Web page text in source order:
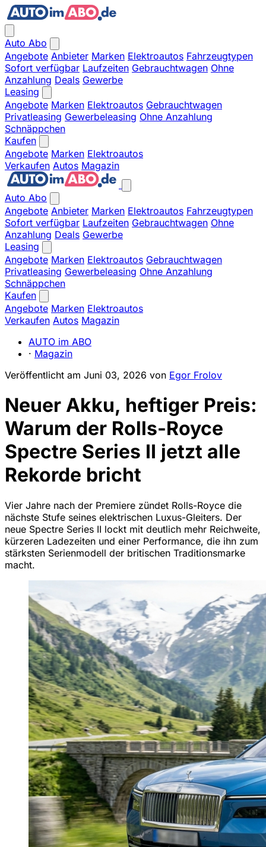
Auto Abo
Angebote Anbieter Marken Elektroautos Fahrzeugtypen
Sofort verfügbar Laufzeiten Gebrauchtwagen Ohne
Anzahlung Deals Gewerbe
Leasing
Angebote Marken Elektroautos Gebrauchtwagen
Privatleasing Gewerbeleasing Ohne Anzahlung
Schnäppchen
Kaufen
Angebote Marken Elektroautos
Verkaufen Autos Magazin
Auto Abo
Angebote Anbieter Marken Elektroautos Fahrzeugtypen
Sofort verfügbar Laufzeiten Gebrauchtwagen Ohne
Anzahlung Deals Gewerbe
Leasing
Angebote Marken Elektroautos Gebrauchtwagen
Privatleasing Gewerbeleasing Ohne Anzahlung
Schnäppchen
Kaufen
Angebote Marken Elektroautos
Verkaufen Autos Magazin
AUTO im ABO
· Magazin
Veröffentlicht am Juni 03, 2026 von Egor Frolov
Neuer Akku, heftiger Preis:
Warum der Rolls-Royce
Spectre Series II jetzt alle
Rekorde bricht
Vier Jahre nach der Premiere zündet Rolls-Royce die
nächste Stufe seines elektrischen Luxus-Gleiters. Der
neue Spectre Series II lockt mit deutlich mehr Reichweite,
kürzeren Ladezeiten und einer Performance, die ihn zum
stärksten Serienmodell der britischen Traditionsmarke
macht.